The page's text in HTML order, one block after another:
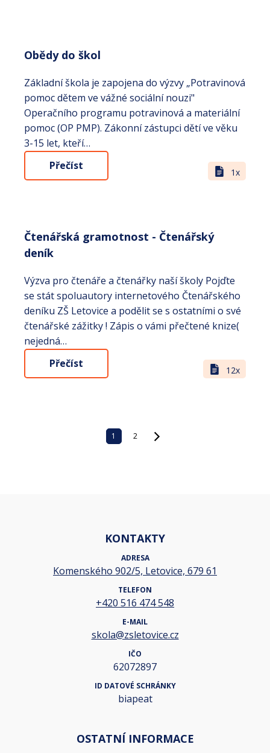
Obědy do škol
Základní škola je zapojena do výzvy „Potravinová
pomoc dětem ve vážné sociální nouzi"
Operačního programu potravinová a materiální
pomoc (OP PMP). Zákonní zástupci dětí ve věku
3-15 let, kteří…
Přečíst
1x
Čtenářská gramotnost - Čtenářský
deník
Výzva pro čtenáře a čtenářky naší školy Pojďte
se stát spoluautory internetového Čtenářského
deníku ZŠ Letovice a podělit se s ostatními o své
čtenářské zážitky ! Zápis o vámi přečtené knize(
nejedná…
Přečíst
12x
1 2
KONTAKTY
ADRESA
Komenského 902/5, Letovice, 679 61
TELEFON
+420 516 474 548
E-MAIL
skola@zsletovice.cz
IČO
62072897
ID DATOVÉ SCHRÁNKY
biapeat
OSTATNÍ INFORMACE